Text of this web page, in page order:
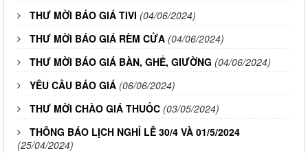
THƯ MỜI BÁO GIÁ TIVI (04/06/2024)
THƯ MỜI BÁO GIÁ RÈM CỬA (04/06/2024)
THƯ MỜI BÁO GIÁ BÀN, GHẾ, GIƯỜNG (04/06/2024)
YÊU CẦU BÁO GIÁ (06/06/2024)
THƯ MỜI CHÀO GIÁ THUỐC (03/05/2024)
THÔNG BÁO LỊCH NGHỈ LỄ 30/4 VÀ 01/5/2024
(25/04/2024)